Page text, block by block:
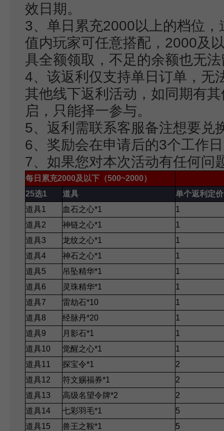
效日期。
3、单日累充2000以上的档位
值内玩家可任意搭配，2000及
具全额领取，不足的余额也无
4、该返利仅支持单日订单，无
其他线下返利活动，如同期有
启，只能择一参与。
5、返利需联系客服备注想要兑
6、奖励会在申请后的3个工作
7、如果您对本次活动有任何问
每日累充2000及以下（500~2000）
25选1 道具
单个返利定价
道具1
血石之心*1
1
道具2
神链之心*1
1
道具3
龙纹之心*1
1
道具4
神石之心*1
1
道具5
吊坠精华*1
1
道具6
灵珠精华*1
1
道具7
雷劫石*10
1
道具8
经脉丹*20
1
道具9
月影石*1
1
道具10
觉醒之心*1
1
道具11
探宝令*1
2
道具12
符文赐福券*1
2
道具13
高级名望令牌*2
2
道具14
七彩羽毛*1
5
道具15
兽王之鞍*1
5